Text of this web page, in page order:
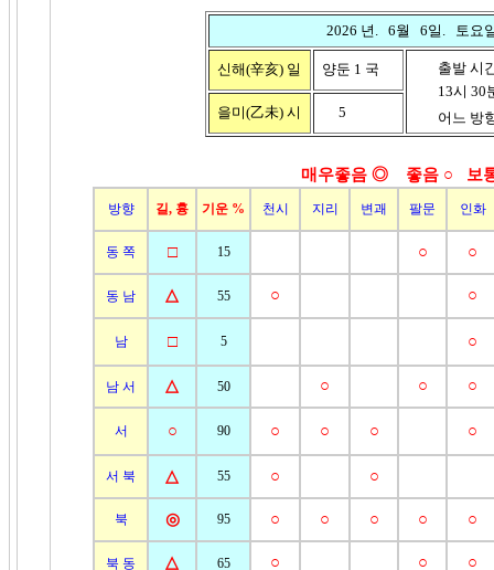
2026 년. 6월 6일. 토요
신해(辛亥) 일 양둔 1 국
출발 시
13시 30분
어느 방향
을미(乙未) 시 5
매우좋음 ◎ 좋음 ○ 보
방향 길, 흉 기운 % 천시 지리 변괘 팔문 인화
동 쪽 □ 15 ○ ○
동 남 △ 55 ○ ○
남 □ 5 ○
남 서 △ 50 ○ ○ ○
서 ○ 90 ○ ○ ○ ○
서 북 △ 55 ○ ○
북 ◎ 95 ○ ○ ○ ○ ○
북 동 △ 65 ○ ○ ○